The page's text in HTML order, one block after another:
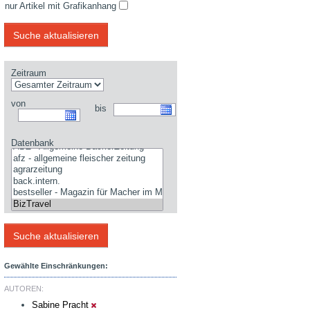
nur Artikel mit Grafikanhang
Zeitraum
von bis
Datenbank
Gewählte Einschränkungen:
AUTOREN:
Sabine Pracht